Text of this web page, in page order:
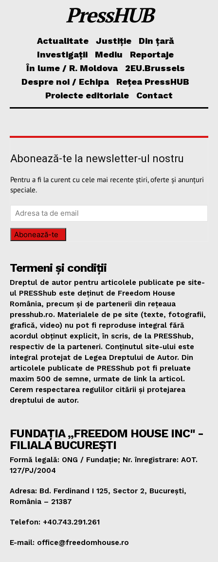
PressHUB
Actualitate Justiție
Din țară
Investigații
Mediu
Reportaje
În lume / R. Moldova
2EU.Brussels
Despre noi / Echipa
Rețea PressHUB
Proiecte editoriale
Contact
Abonează-te la newsletter-ul nostru
Pentru a fi la curent cu cele mai recente știri, oferte și anunțuri
speciale.
Abonează-te
Termeni și condiții
Dreptul de autor pentru articolele publicate pe site-
ul PRESShub este deținut de Freedom House
România, precum și de partenerii din rețeaua
presshub.ro. Materialele de pe site (texte, fotografii,
grafică, video) nu pot fi reproduse integral fără
acordul obținut explicit, în scris, de la PRESShub,
respectiv de la parteneri. Conținutul site-ului este
integral protejat de Legea Dreptului de Autor. Din
articolele publicate de PRESShub pot fi preluate
maxim 500 de semne, urmate de link la articol.
Cerem respectarea regulilor citării și protejarea
dreptului de autor.
FUNDAȚIA „FREEDOM HOUSE INC" -
FILIALA BUCUREȘTI
Formă legală: ONG / Fundație; Nr. înregistrare: AOT.
127/PJ/2004
Adresa: Bd. Ferdinand I 125, Sector 2, București,
România – 21387
Telefon: +40.743.291.261
E-mail: office@freedomhouse.ro